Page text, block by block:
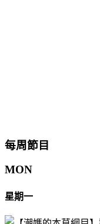
每周節目
MON
星期一